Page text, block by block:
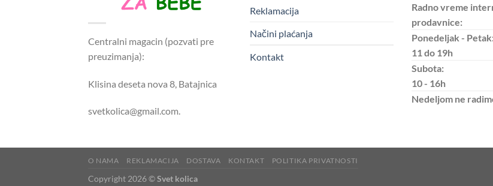
Centralni magacin (pozvati pre
preuzimanja):
Klisina deseta nova 8, Batajnica
svetkolica@gmail.com.
Reklamacija
Načini plaćanja
Kontakt
Radno vreme
prodavnice:
Ponedeljak -
11 do 19h
Subota:
10 - 16h
Nedeljom ne
O NAMA REKLAMACIJA DOSTAVA KONTAKT POLITIKA PRIVATNOSTI
Copyright 2026 ©Svet kolica